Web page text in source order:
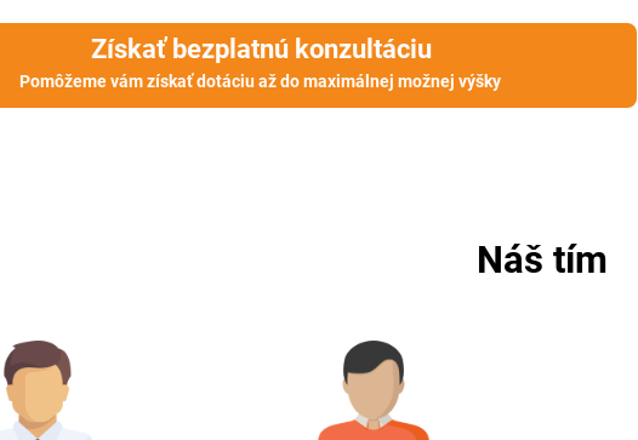
Získať bezplatnú konzultáciu
Pomôžeme vám získať dotáciu až do maximálnej možnej výšky
Náš tím